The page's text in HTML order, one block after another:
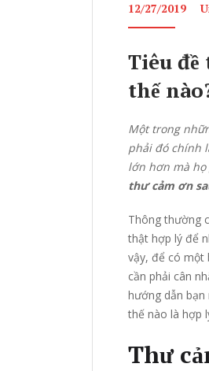
12/27/2019
Tiêu đề
thế
Một trong
phải đó chính
lớn hơn mà
thư cảm ơn
Thông thường
thật hợp lý để
vậy, để có một
cần phải cân
hướng dẫn bạn
thế nào là hợp
Thư